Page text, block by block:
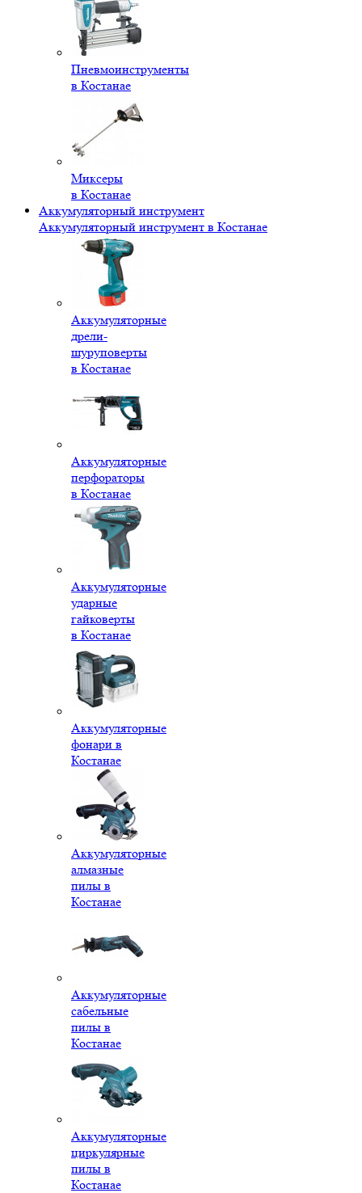
Пневмоинструменты
в Костанае
Миксеры
в Костанае
Аккумуляторный инструмент
Аккумуляторный инструмент в Костанае
Аккумуляторные
дрели-
шуруповерты
в Костанае
Аккумуляторные
перфораторы
в Костанае
Аккумуляторные
ударные
гайковерты
в Костанае
Аккумуляторные
фонари в
Костанае
Аккумуляторные
алмазные
пилы в
Костанае
Аккумуляторные
сабельные
пилы в
Костанае
Аккумуляторные
циркулярные
пилы в
Костанае